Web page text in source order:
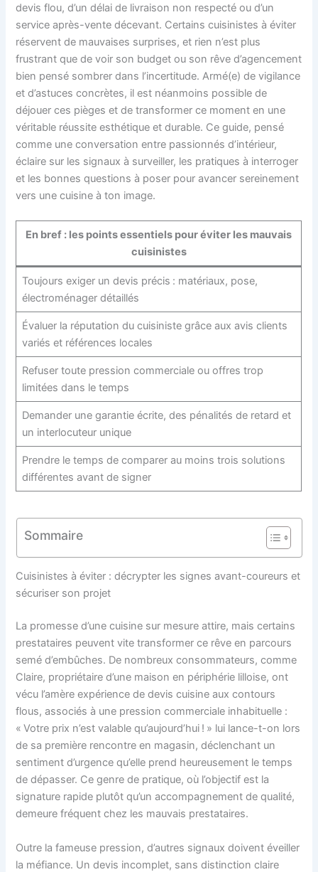
devis flou, d’un délai de livraison non respecté ou d’un
service après-vente décevant. Certains cuisinistes à éviter
réservent de mauvaises surprises, et rien n’est plus
frustrant que de voir son budget ou son rêve d’agencement
bien pensé sombrer dans l’incertitude. Armé(e) de vigilance
et d’astuces concrètes, il est néanmoins possible de
déjouer ces pièges et de transformer ce moment en une
véritable réussite esthétique et durable. Ce guide, pensé
comme une conversation entre passionnés d’intérieur,
éclaire sur les signaux à surveiller, les pratiques à interroger
et les bonnes questions à poser pour avancer sereinement
vers une cuisine à ton image.
En bref : les points essentiels pour éviter les mauvais
cuisinistes
Toujours exiger un devis précis : matériaux, pose,
électroménager détaillés
Évaluer la réputation du cuisiniste grâce aux avis clients
variés et références locales
Refuser toute pression commerciale ou offres trop
limitées dans le temps
Demander une garantie écrite, des pénalités de retard et
un interlocuteur unique
Prendre le temps de comparer au moins trois solutions
différentes avant de signer
Sommaire
Cuisinistes à éviter : décrypter les signes avant-coureurs et
sécuriser son projet
La promesse d’une cuisine sur mesure attire, mais certains
prestataires peuvent vite transformer ce rêve en parcours
semé d’embûches. De nombreux consommateurs, comme
Claire, propriétaire d’une maison en périphérie lilloise, ont
vécu l’amère expérience de devis cuisine aux contours
flous, associés à une pression commerciale inhabituelle :
« Votre prix n’est valable qu’aujourd’hui ! » lui lance-t-on lors
de sa première rencontre en magasin, déclenchant un
sentiment d’urgence qu’elle prend heureusement le temps
de dépasser. Ce genre de pratique, où l’objectif est la
signature rapide plutôt qu’un accompagnement de qualité,
demeure fréquent chez les mauvais prestataires.
Outre la fameuse pression, d’autres signaux doivent éveiller
la méfiance. Un devis incomplet, sans distinction claire